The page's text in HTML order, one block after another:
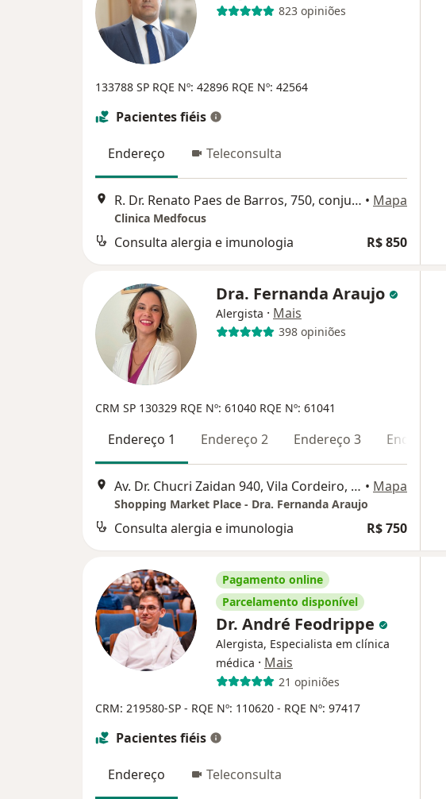
823 opiniões
133788 SP RQE Nº: 42896 RQE Nº: 42564
Pacientes fiéis
Endereço Teleconsulta
R. Dr. Renato Paes de Barros, 750, conjunto 121/124, São Paulo • Mapa
Clinica Medfocus
Consulta alergia e imunologia R$ 850
Dra. Fernanda Araujo
Alergista · Mais
398 opiniões
CRM SP 130329 RQE Nº: 61040 RQE Nº: 61041
Endereço 1 Endereço 2 Endereço 3 Endereço 4
Av. Dr. Chucri Zaidan 940, Vila Cordeiro, São Paulo • Mapa
Shopping Market Place - Dra. Fernanda Araujo
Consulta alergia e imunologia R$ 750
Pagamento online
Parcelamento disponível
Dr. André Feodrippe
Alergista, Especialista em clínica
médica · Mais
21 opiniões
CRM: 219580-SP - RQE Nº: 110620 - RQE Nº: 97417
Pacientes fiéis
Endereço Teleconsulta